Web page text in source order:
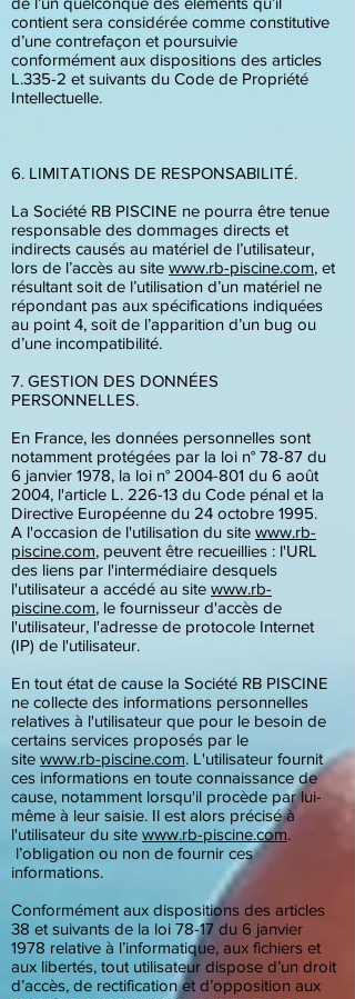
contient sera considérée comme constitutive
d’une contrefaçon et poursuivie
conformément aux dispositions des articles
L.335-2 et suivants du Code de Propriété
Intellectuelle.
6. LIMITATIONS DE RESPONSABILITÉ.
La Société RB PISCINE ne pourra être tenue
responsable des dommages directs et
indirects causés au matériel de l’utilisateur,
lors de l’accès au site www.rb-piscine.com, et
résultant soit de l’utilisation d’un matériel ne
répondant pas aux spécifications indiquées
au point 4, soit de l’apparition d’un bug ou
d’une incompatibilité.
7. GESTION DES DONNÉES
PERSONNELLES.
En France, les données personnelles sont
notamment protégées par la loi n° 78-87 du
6 janvier 1978, la loi n° 2004-801 du 6 août
2004, l'article L. 226-13 du Code pénal et la
Directive Européenne du 24 octobre 1995.
A l'occasion de l'utilisation du site www.rb-
piscine.com, peuvent être recueillies : l'URL
des liens par l'intermédiaire desquels
l'utilisateur a accédé au site www.rb-
piscine.com, le fournisseur d'accès de
l'utilisateur, l'adresse de protocole Internet
(IP) de l'utilisateur.
En tout état de cause la Société RB PISCINE
ne collecte des informations personnelles
relatives à l'utilisateur que pour le besoin de
certains services proposés par le
site www.rb-piscine.com. L'utilisateur fournit
ces informations en toute connaissance de
cause, notamment lorsqu'il procède par lui-
même à leur saisie. Il est alors précisé à
l'utilisateur du site www.rb-piscine.com.
l’obligation ou non de fournir ces
informations.
Conformément aux dispositions des articles
38 et suivants de la loi 78-17 du 6 janvier
1978 relative à l’informatique, aux fichiers et
aux libertés, tout utilisateur dispose d’un droit
d’accès, de rectification et d’opposition aux